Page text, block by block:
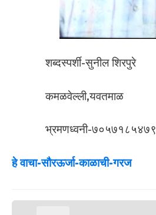
शब्दस्पर्शी-सुनील शिरपुरे
कमळवेल्ली,यवतमाळ
भ्रमणध्वनी-७०५७१८५४७९
हे वाचा-सौरऊर्जा-काळाची-गरज